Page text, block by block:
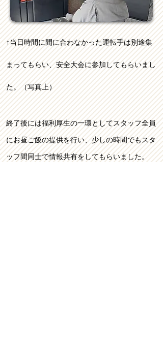
​↑当日時間に間に合わなかった運転手は別途集
まってもらい、安全大会に参加してもらいまし
た。（写真上）
終了後には福利厚生の一環としてスタッフ全員
にお昼ご飯の提供を行い、少しの時間でもスタ
ッフ間同士で情報共有をしてもらいました。